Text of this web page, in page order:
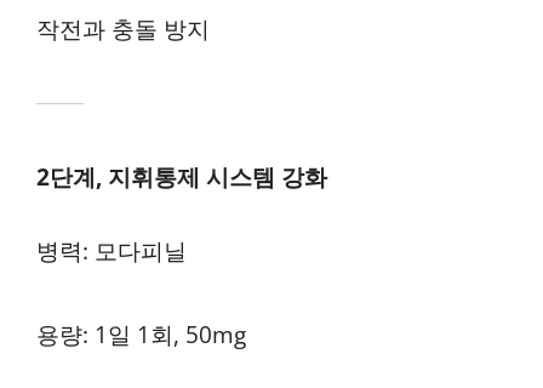
작전과 충돌 방지
2단계, 지휘통제 시스템 강화
병력: 모다피닐
용량: 1일 1회, 50mg